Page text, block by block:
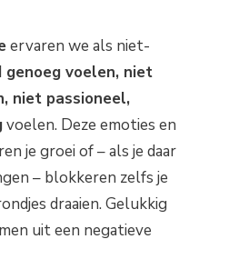
ervaren we als niet-
genoeg voelen, niet
niet passioneel,
voelen. Deze emoties en
je groei of – als je daar
– blokkeren zelfs je
draaien. Gelukkig
uit een negatieve